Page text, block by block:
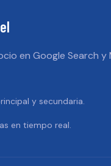
en Google Search y
y secundaria.
en tiempo real.